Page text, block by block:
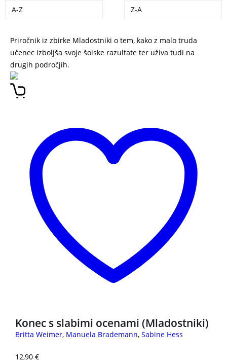
A-Z Z-A
Priročnik iz zbirke Mladostniki o tem, kako z malo truda
učenec izboljša svoje šolske razultate ter uživa tudi na
drugih področjih.
Konec s slabimi ocenami (Mladostniki)
Britta Weimer, Manuela Brademann, Sabine Hess
12,90 €